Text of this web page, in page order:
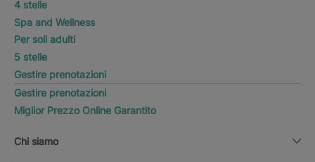
4 stelle
Spa and Wellness
Per soli adulti
5 stelle
Gestire prenotazioni
Gestire prenotazioni
Miglior Prezzo Online Garantito
Chi siamo